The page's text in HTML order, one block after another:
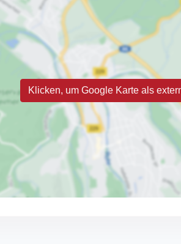
Klicken, um Google Karte als